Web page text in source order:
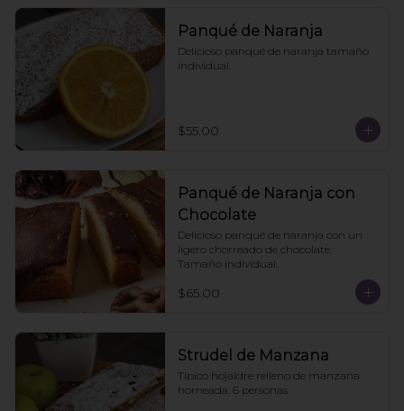
Panqué de Naranja
Delicioso panqué de naranja tamaño
individual.
$55.00
Panqué de Naranja con
Chocolate
Delicioso panqué de naranja con un
ligero chorreado de chocolate.
Tamaño individual.
$65.00
Strudel de Manzana
Típico hojaldre relleno de manzana
horneada. 6 personas